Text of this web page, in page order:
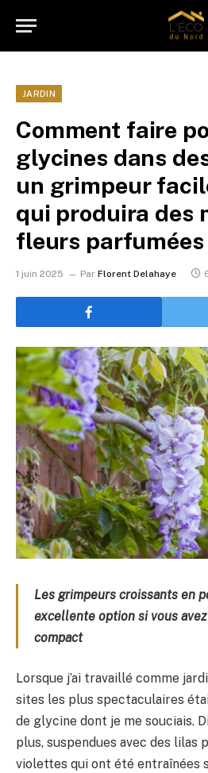
JARDIN
Comment faire
glycines dans
un grimpeur
qui produira des
fleurs parfumées
1 juin 2025 Par Florent Delahaye
Les grimpeurs croissants en
excellente option si vous
compact
Lorsque j’ai travaillé comme
sites les plus spectaculaires
de glycine dont je me souciais.
plus, suspendues avec des lilas
violettes qui ont été entraînées